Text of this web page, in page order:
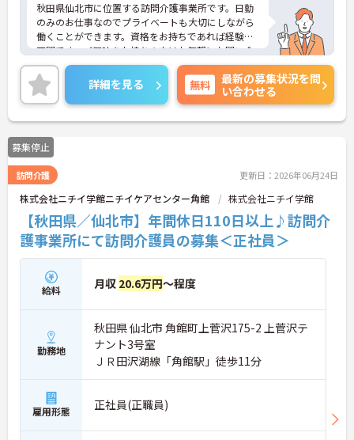
秋田県仙北市に位置する訪問介護事業所です。日勤
のみのお仕事なのでプライベートも大切にしながら
働くことができます。資格をお持ちであれば経験は
不問です。ご興味をお持ちの方はお気軽にお問い合
わせください。
詳細を見る 無料
最新の募集状況を問
い合わせる
募集停止
訪問介護 更新日：2026年06月24日
株式会社ニチイ学館ニチイケアセンター角館 株式会社ニチイ学館
【秋田県／仙北市】年間休日110日以上♪訪問介
護事業所にて訪問介護員の募集＜正社員＞
給料 月収 20.6万円～程度
勤務地
秋田県 仙北市 角館町上菅沢175-2 上菅沢テ
ナント3号室
ＪＲ田沢湖線「角館駅」徒歩11分
雇用形態 正社員(正職員)